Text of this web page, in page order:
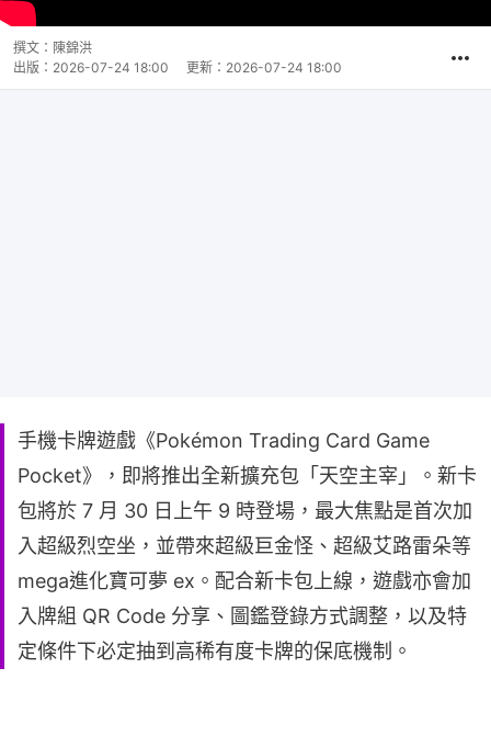
撰文： 陳錦洪
出版： 2026-07-24 18:00 更新： 2026-07-24 18:00
手機卡牌遊戲《Pokémon Trading Card Game
Pocket》，即將推出全新擴充包「天空主宰」。新卡
包將於 7 月 30 日上午 9 時登場，最大焦點是首次加
入超級烈空坐，並帶來超級巨金怪、超級艾路雷朵等
mega進化寶可夢 ex。配合新卡包上線，遊戲亦會加
入牌組 QR Code 分享、圖鑑登錄方式調整，以及特
定條件下必定抽到高稀有度卡牌的保底機制。